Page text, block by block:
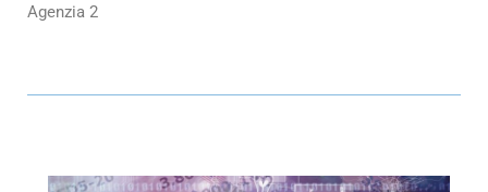
Agenzia 2